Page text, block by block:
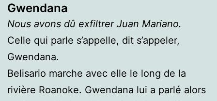
Gwendana
Nous avons dû exfiltrer Juan Mariano.
Celle qui parle s’appelle, dit s’appeler,
Gwendana.
Belisario marche avec elle le long de la
rivière Roanoke. Gwendana lui a parlé alors